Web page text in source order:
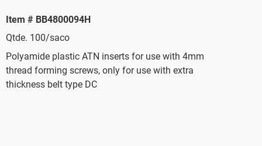
Item # BB4800094H
Qtde. 100/saco
Polyamide plastic ATN inserts for use with 4mm
thread forming screws, only for use with extra
thickness belt type DC